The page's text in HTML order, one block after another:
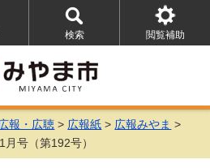
開
検索
を
開
く
閲覧補助
を
報・広聴 > 広報紙 > 広報みやま >
号（第192号）